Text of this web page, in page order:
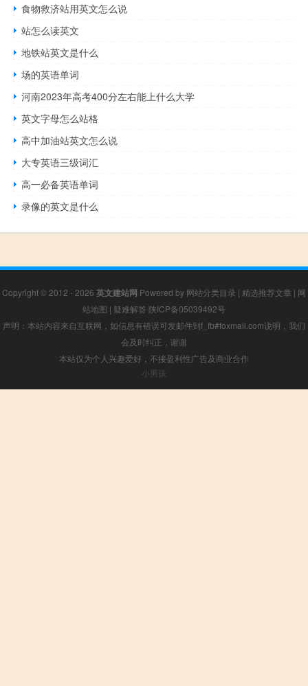
食物救济站用英文怎么说
站怎么读英文
地铁站英文是什么
场的英语单词
河南2023年高考400分左右能上什么大学
英文字母怎么站格
高中加油站英文怎么说
大专英语三级词汇
高一必备英语单词
录像的英文是什么
Copyright © 2012 - 2026 英文建站网 Powered by 网站分类目录 | 精选推荐文章 | 网
站地图 | 疑难解答 陕ICP备05039492号
声明：本站内容来自互联网，如信息有错误可发邮件到f_fb#foxmail.com说明，我们
会及时纠正，谢谢
本站仅为个人兴趣爱好，不接盈利性广告及商业合作
小男孩